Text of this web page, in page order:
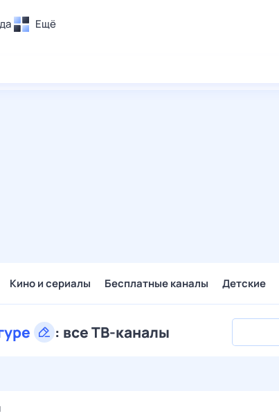
Ещё
Кино и сериалы Бесплатные каналы Детские
: все ТВ-каналы